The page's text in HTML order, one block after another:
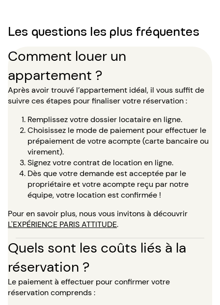
Les questions les plus fréquentes
Comment louer un
appartement ?
Après avoir trouvé l’appartement idéal, il vous suffit de
suivre ces étapes pour finaliser votre réservation :
Remplissez votre dossier locataire en ligne.
Choisissez le mode de paiement pour effectuer le
prépaiement de votre acompte (carte bancaire ou
virement).
Signez votre contrat de location en ligne.
Dès que votre demande est acceptée par le
propriétaire et votre acompte reçu par notre
équipe, votre location est confirmée !
Pour en savoir plus, nous vous invitons à découvrir
L'EXPÉRIENCE PARIS ATTITUDE.
Quels sont les coûts liés à la
réservation ?
Le paiement à effectuer pour confirmer votre
réservation comprends :